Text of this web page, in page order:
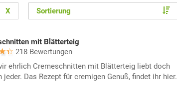
X Sortierung
mit Blätterteig
218 Bewertungen
ehrlich Cremeschnitten mit Blätterteig liebt doch
jeder. Das Rezept für cremigen Genuß, findet ihr hier.